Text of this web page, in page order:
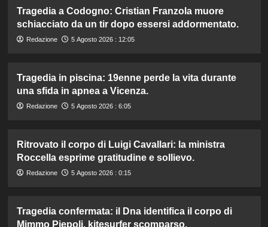
Tragedia a Codogno: Cristian Franzola muore
schiacciato da un tir dopo essersi addormentato.
Redazione 5 Agosto 2026 : 12:05
Tragedia in piscina: 19enne perde la vita durante
una sfida in apnea a Vicenza.
Redazione 5 Agosto 2026 : 6:05
Ritrovato il corpo di Luigi Cavallari: la ministra
Roccella esprime gratitudine e sollievo.
Redazione 5 Agosto 2026 : 0:15
Tragedia confermata: il Dna identifica il corpo di
Mimmo Piepoli, kitesurfer scomparso.